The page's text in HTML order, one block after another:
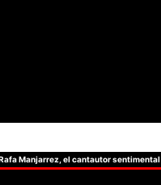
Manjarrez, el cantautor sentimental